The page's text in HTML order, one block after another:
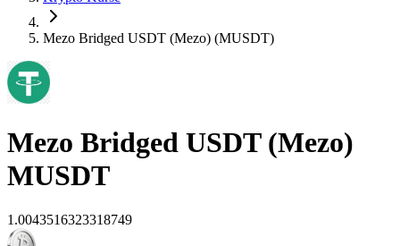
Mezo Bridged USDT (Mezo) (MUSDT)
Mezo Bridged USDT (Mezo)
MUSDT
1.0043516323318749